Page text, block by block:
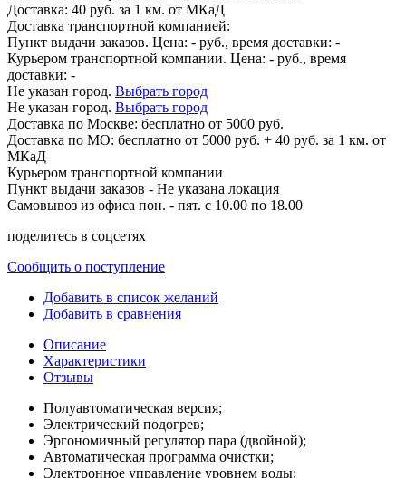
Доставка: 40 руб. за 1 км. от МКаД
Доставка транспортной компанией:
Пункт выдачи заказов. Цена: - руб., время доставки: -
Курьером транспортной компании. Цена: - руб., время
доставки: -
Не указан город. Выбрать город
Не указан город. Выбрать город
Доставка по Москве: бесплатно от 5000 руб.
Доставка по МО: бесплатно от 5000 руб. + 40 руб. за 1 км. от
МКаД
Курьером транспортной компании
Пункт выдачи заказов - Не указана локация
Самовывоз из офиса пон. - пят. с 10.00 по 18.00
поделитесь в соцсетях
Сообщить о поступление
Добавить в список желаний
Добавить в сравнения
Описание
Характеристики
Отзывы
Полуавтоматическая версия;
Электрический подогрев;
Эргономичный регулятор пара (двойной);
Автоматическая программа очистки;
Электронное управление уровнем воды;